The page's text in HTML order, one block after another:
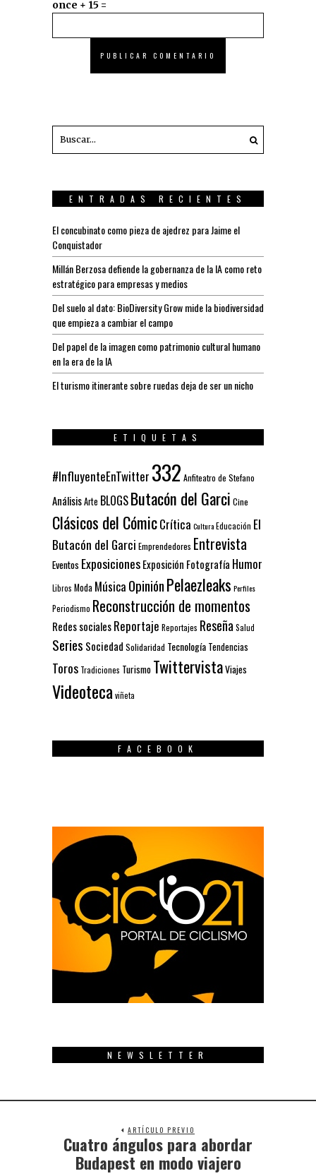
once + 15 =
ENTRADAS RECIENTES
El concubinato como pieza de ajedrez para Jaime el
Conquistador
Millán Berzosa defiende la gobernanza de la IA como reto
estratégico para empresas y medios
Del suelo al dato: BioDiversity Grow mide la biodiversidad
que empieza a cambiar el campo
Del papel de la imagen como patrimonio cultural humano
en la era de la IA
El turismo itinerante sobre ruedas deja de ser un nicho
ETIQUETAS
#InfluyenteEnTwitter 332 Anfiteatro de Stefano
AnálisisArte BLOGSButacón del Garci Cine
Clásicos del CómicCrítica CulturaEducación El
Butacón del Garci Emprendedores Entrevista
Eventos ExposicionesExposición Fotografía Humor
Libros Moda Música OpiniónPelaezleaks Perfiles
Periodismo Reconstrucción de momentos
Redes socialesReportaje Reportajes Reseña Salud
Series Sociedad Solidaridad Tecnología Tendencias
Toros Tradiciones Turismo TwittervistaViajes
Videoteca viñeta
FACEBOOK
NEWSLETTER
ARTÍCULO PREVIO
Previous
post:
Cuatro ángulos para abordar
Budapest en modo viajero